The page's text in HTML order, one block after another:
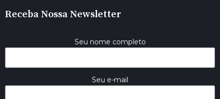
Receba Nossa Newsletter
Seu nome completo
Seu e-mail